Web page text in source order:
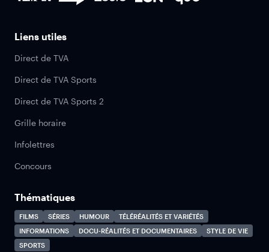
Liens utiles
Direct de TVA
Direct de TVA Sports
Direct de TVA Sports 2
Grille horaire
Infolettres
Concours
Thématiques
FILMS SÉRIES HUMOUR
TÉLÉRÉALITÉS ET VARIÉTÉS
INFORMATIONS
DOCU-RÉALITÉS ET DOCUMENTAIRES
STYLE DE VIE
SPORTS